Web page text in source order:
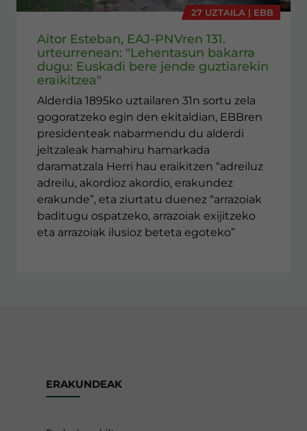
27 UZTAILA | EBB
Aitor Esteban, EAJ-PNVren 131.
urteurrenean: "Lehentasun bakarra
dugu: Euskadi bere jende guztiarekin
eraikitzea"
Alderdia 1895ko uztailaren 31n sortu zela
gogoratzeko egin den ekitaldian, EBBren
presidenteak nabarmendu du alderdi
jeltzaleak hamahiru hamarkada
daramatzala Herri hau eraikitzen “adreiluz
adreilu, akordioz akordio, erakundez
erakunde”, eta ziurtatu duenez “arrazoiak
baditugu ospatzeko, arrazoiak exijitzeko
eta arrazoiak ilusioz beteta egoteko”
ERAKUNDEAK